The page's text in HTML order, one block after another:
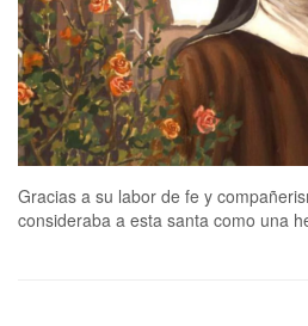
Gracias a su labor de fe y
consideraba a esta santa como una